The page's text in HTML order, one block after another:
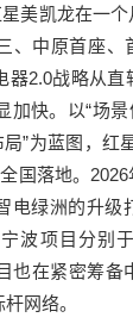
美凯龙在一
、中原首座、
器2.0战略从直
快。以“场景
”为蓝图，红
国落地。2026
电绿洲的升级
波项目分别
也在紧密筹备
网络。